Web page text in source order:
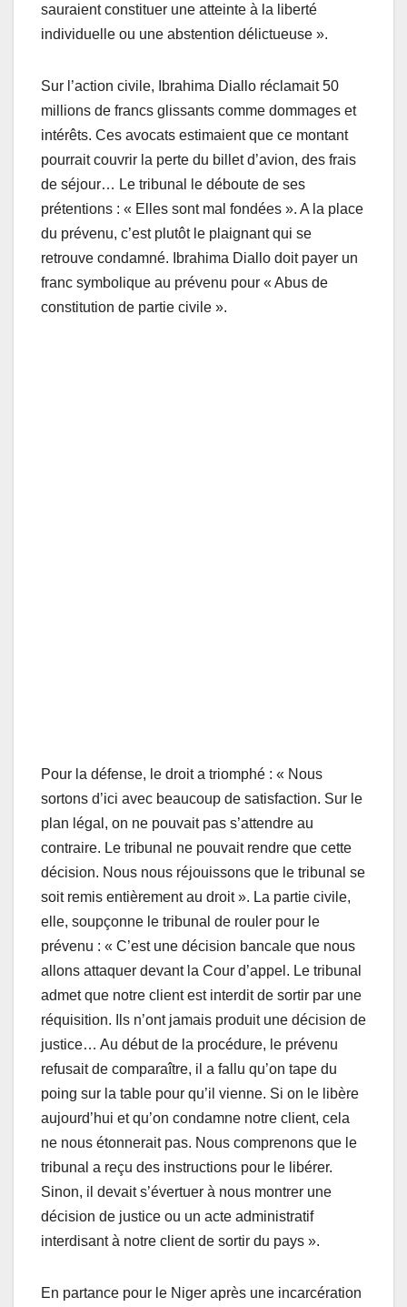
sauraient constituer une atteinte à la liberté
individuelle ou une abstention délictueuse ».
Sur l’action civile, Ibrahima Diallo réclamait 50
millions de francs glissants comme dommages et
intérêts. Ces avocats estimaient que ce montant
pourrait couvrir la perte du billet d’avion, des frais
de séjour… Le tribunal le déboute de ses
prétentions : « Elles sont mal fondées ». A la place
du prévenu, c’est plutôt le plaignant qui se
retrouve condamné. Ibrahima Diallo doit payer un
franc symbolique au prévenu pour « Abus de
constitution de partie civile ».
Pour la défense, le droit a triomphé : « Nous
sortons d’ici avec beaucoup de satisfaction. Sur le
plan légal, on ne pouvait pas s’attendre au
contraire. Le tribunal ne pouvait rendre que cette
décision. Nous nous réjouissons que le tribunal se
soit remis entièrement au droit ». La partie civile,
elle, soupçonne le tribunal de rouler pour le
prévenu : « C’est une décision bancale que nous
allons attaquer devant la Cour d’appel. Le tribunal
admet que notre client est interdit de sortir par une
réquisition. Ils n’ont jamais produit une décision de
justice… Au début de la procédure, le prévenu
refusait de comparaître, il a fallu qu’on tape du
poing sur la table pour qu’il vienne. Si on le libère
aujourd’hui et qu’on condamne notre client, cela
ne nous étonnerait pas. Nous comprenons que le
tribunal a reçu des instructions pour le libérer.
Sinon, il devait s’évertuer à nous montrer une
décision de justice ou un acte administratif
interdisant à notre client de sortir du pays ».
En partance pour le Niger après une incarcération